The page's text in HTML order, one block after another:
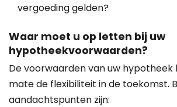
vergoeding gelden?
Waar moet u op letten bij uw
hypotheekvoorwaarden?
De voorwaarden van uw
mate de flexibiliteit in de toekomst.
aandachtspunten zijn: